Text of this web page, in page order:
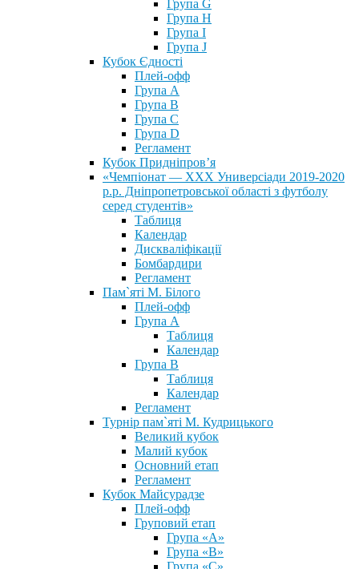
Група G
Група H
Група I
Група J
Кубок Єдності
Плей-офф
Група А
Група В
Група С
Група D
Регламент
Кубок Придніпров’я
«Чемпіонат — ХХХ Универсіади 2019-2020
р.р. Дніпропетровської області з футболу
серед студентів»
Таблиця
Календар
Дискваліфікації
Бомбардири
Регламент
Пам`яті М. Білого
Плей-офф
Група А
Таблиця
Календар
Група В
Таблиця
Календар
Регламент
Турнір пам`яті М. Кудрицького
Великий кубок
Малий кубок
Основний етап
Регламент
Кубок Майсурадзе
Плей-офф
Груповий етап
Група «А»
Група «B»
Група «C»